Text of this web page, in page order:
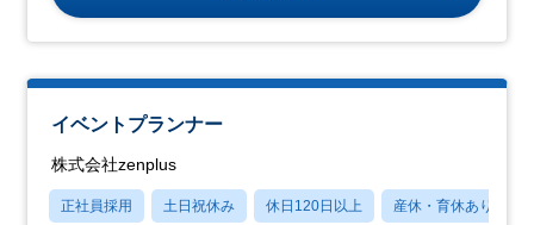
イベントプランナー
株式会社zenplus
正社員採用 土日祝休み 休日120日以上 産休・育休あり